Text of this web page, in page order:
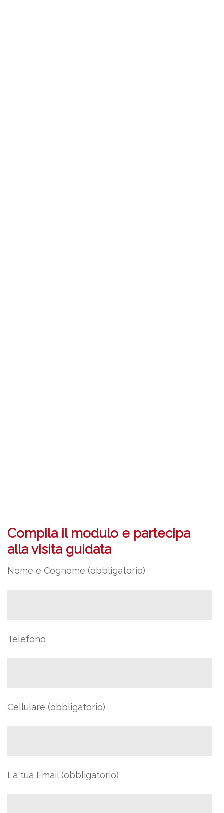
Compila il modulo e partecipa
alla visita guidata
Nome e Cognome (obbligatorio)
Telefono
Cellulare (obbligatorio)
La tua Email (obbligatorio)